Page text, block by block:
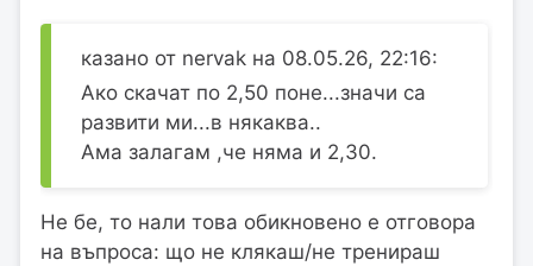
казано от nervak на 08.05.26, 22:16:
Ако скачат по 2,50 поне...значи са
развити ми...в някаква..
Ама залагам ,че няма и 2,30.
Не бе, то нали това обикновено е отговора
на въпроса: що не клякаш/не тренираш